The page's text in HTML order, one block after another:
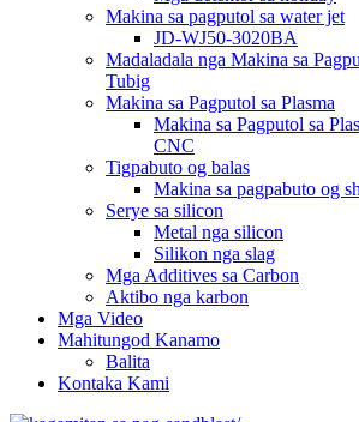
Makina sa pagputol sa water jet
JD-WJ50-3020BA
Madaladala nga Makina sa
Tubig
Makina sa Pagputol sa Plasma
Makina sa Pagputol sa
CNC
Tigpabuto og balas
Makina sa pagpabuto og
Serye sa silicon
Metal nga silicon
Silikon nga slag
Mga Additives sa Carbon
Aktibo nga karbon
Mga Video
Mahitungod Kanamo
Balita
Kontaka Kami